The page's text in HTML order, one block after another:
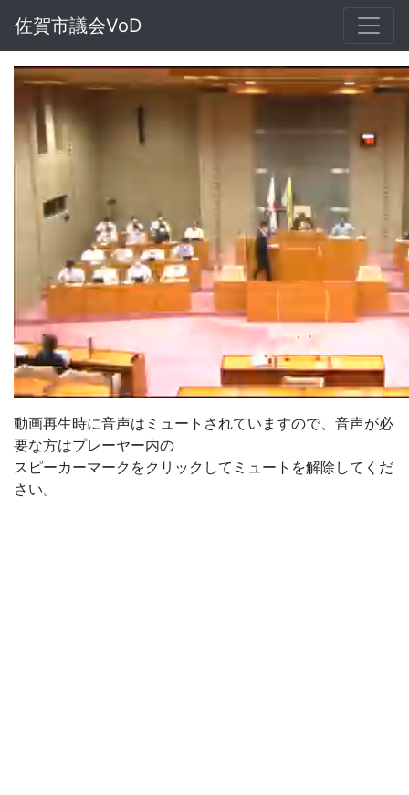
佐賀市議会VoD
UnmuteLoaded
1.44%
動画再生時に音声はミュートされていますので、音声が必
要な方はプレーヤー内の
スピーカーマークをクリックしてミュートを解除してくだ
さい。